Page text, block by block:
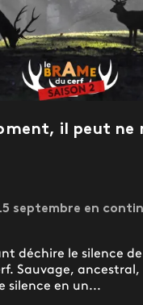
il peut ne
septembre en
déchire le silence
Sauvage, ancestral,
silence en un...